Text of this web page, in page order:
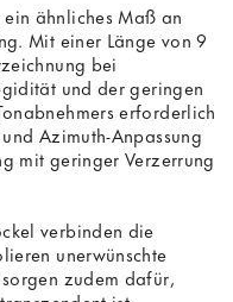
ähnliches Maß an
Mit einer Länge von 9
bei
und der geringen
erforderlich
Azimuth-Anpassung
mit geringer Verzerrung
verbinden die
unerwünschte
zudem dafür,